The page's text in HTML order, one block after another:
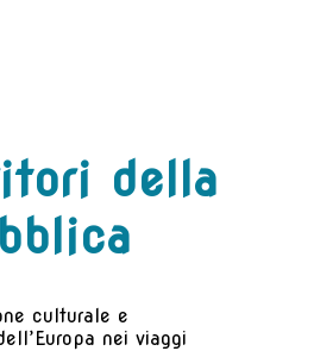
della
culturale e
nei viaggi